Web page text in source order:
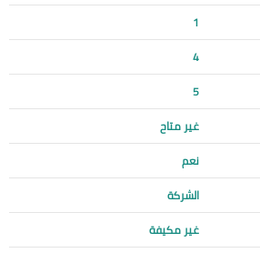
1
4
5
غير متاح
نعم
الشركة
غير مكيفة